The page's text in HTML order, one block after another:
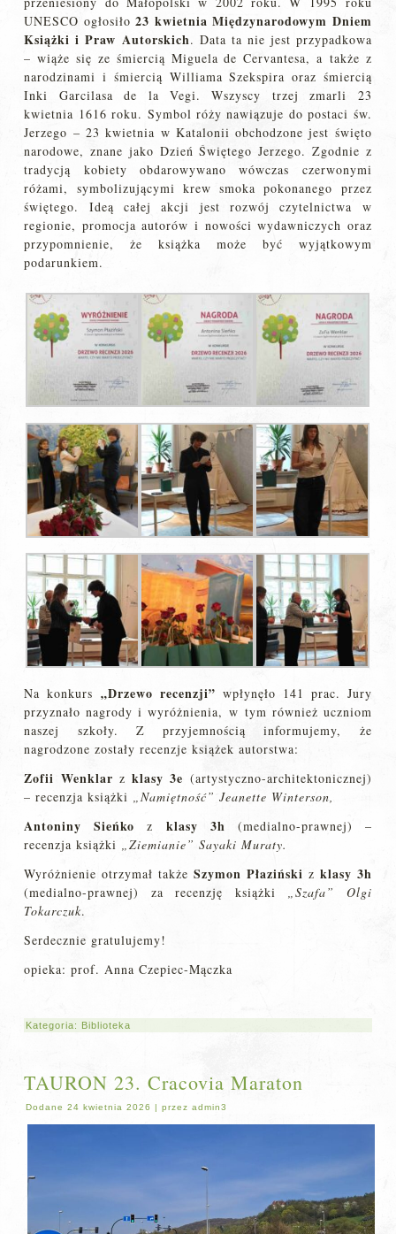
UNESCO ogłosiło23 kwietnia Międzynarodowym Dniem
Książki i Praw Autorskich. Data ta nie jest przypadkowa
– wiąże się ze śmiercią Miguela de Cervantesa, a także z
narodzinami i śmiercią Williama Szekspira oraz śmiercią
Inki Garcilasa de la Vegi. Wszyscy trzej zmarli 23
kwietnia 1616 roku. Symbol róży nawiązuje do postaci św.
Jerzego – 23 kwietnia w Katalonii obchodzone jest święto
narodowe, znane jako Dzień Świętego Jerzego. Zgodnie z
tradycją kobiety obdarowywano wówczas czerwonymi
różami, symbolizującymi krew smoka pokonanego przez
świętego. Ideą całej akcji jest rozwój czytelnictwa w
regionie, promocja autorów i nowości wydawniczych oraz
przypomnienie, że książka może być wyjątkowym
podarunkiem.
Na konkurs „Drzewo recenzji” wpłynęło 141 prac. Jury
przyznało nagrody i wyróżnienia, w tym również uczniom
naszej szkoły. Z przyjemnością informujemy, że
nagrodzone zostały recenzje książek autorstwa:
Zofii Wenklar zklasy 3e (artystyczno-architektonicznej)
– recenzja książki „Namiętność” Jeanette Winterson,
Antoniny Sieńko z klasy 3h (medialno-prawnej) –
recenzja książki „Ziemianie” Sayaki Muraty.
Wyróżnienie otrzymał takżeSzymon Płaziński z klasy 3h
(medialno-prawnej) za recenzję książki „Szafa” Olgi
Tokarczuk.
Serdecznie gratulujemy!
opieka: prof. Anna Czepiec-Mączka
Kategoria: Biblioteka
TAURON 23. Cracovia Maraton
Dodane 24 kwietnia 2026 |przez admin3